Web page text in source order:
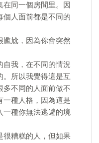
在同一個房間里。因
個人面前都是不同的
尷尬，因為你會突然
自我，在不同的情況
。所以我覺得這是互
多不同的人面前做不
一種人格，因為這是
一種你無法逃避的境
很糟糕的人，但如果